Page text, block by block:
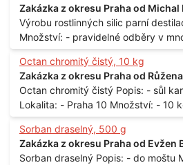
Zakázka z okresu Praha od Michal
Výrobu rostlinných silic parní destilací Lokalita: - celá
Množství: - pravidelné odběry v
až 1 l
Octan chromitý čistý, 10 kg
Zakázka z okresu Praha od Růžena
Octan chromitý čistý Popis: - sůl karboxylové kyseliny
Lokalita: - Praha 10 Množství: -
Sorban draselný, 500 g
Zakázka z okresu Praha od Evžen
Sorban draselný Popis: - do moštu Množství: - 500 kg